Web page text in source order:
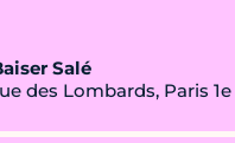
Salé
des Lombards, Paris 1e